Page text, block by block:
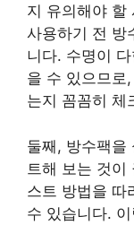
지 유의해야 할
사용하기 전 방
니다. 수명이
을 수 있으므로
는지 꼼꼼히 체
둘째, 방수팩을
트해 보는 것이
스트 방법을 따
수 있습니다.